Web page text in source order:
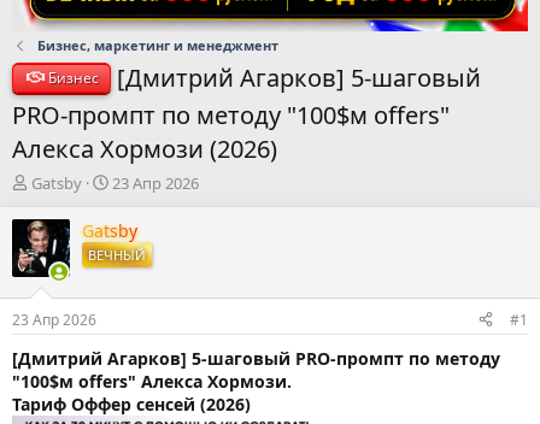
Бизнес, маркетинг и менеджмент
Бизнес
[Дмитрий Агарков] 5-шаговый
PRO-промпт по методу "100$м offers"
Алекса Хормози (2026)
А
т
о
р
т
е
м
ы
Gatsby
Д
т
а
н
а
л
а
23 Апр 2026
Gatsby
ВЕЧНЫЙ
23 Апр 2026 #1
[Дмитрий Агарков] 5-шаговый PRO-промпт по методу
"100$м offers" Алекса Хормози.
Тариф Оффер сенсей (2026)